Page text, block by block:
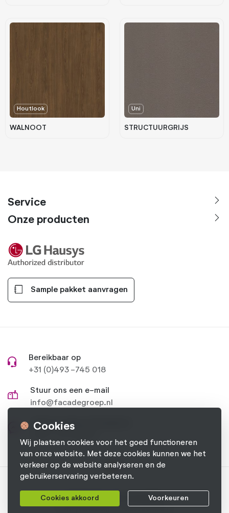
Houtlook
WALNOOT
Uni
STRUCTUURGRIJS
Service
Onze producten
Sample pakket aanvragen
Bereikbaar op
+31 (0)493 -745 018
Stuur ons een e-mail
info@facadegroep.nl
Stel je vraag op Facebook
© 2026 Facade Groep B.V.
Privacyverklaring Cookievoorkeuren
Cookies
Wij plaatsen cookies voor het goed functioneren
van onze website. Met deze cookies kunnen we het
verkeer op de website analyseren en de
gebruikerservaring verbeteren.
Cookies akkoord Voorkeuren